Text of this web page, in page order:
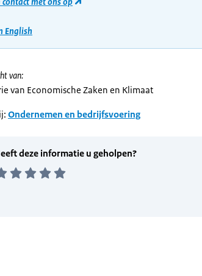
English
van:
van Economische Zaken en Klimaat
Ondernemen en bedrijfsvoering